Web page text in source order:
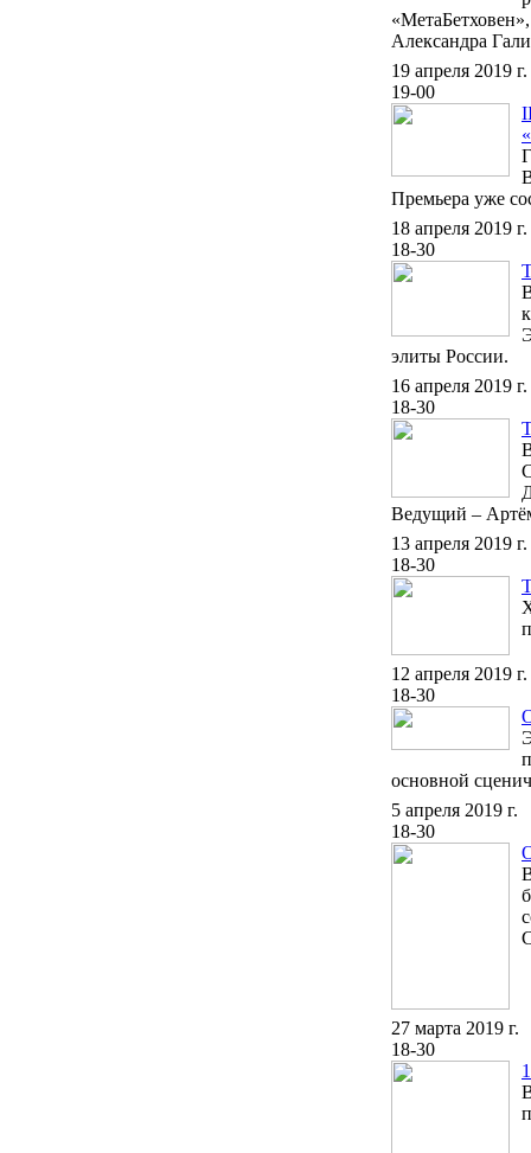
Александра
19 апреля 2019 г.
19-00
Премьера уже
18 апреля 2019 г.
18-30
элиты России.
16 апреля 2019 г.
18-30
Ведущий –
13 апреля 2019 г.
18-30
12 апреля 2019 г.
18-30
основной
5 апреля 2019 г.
18-30
27 марта 2019 г.
18-30